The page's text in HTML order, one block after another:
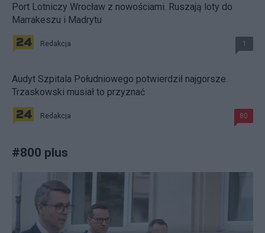
Port Lotniczy Wrocław z nowościami. Ruszają loty do
Marrakeszu i Madrytu
Redakcja 1
Audyt Szpitala Południowego potwierdził najgorsze.
Trzaskowski musiał to przyznać
Redakcja 80
#800 plus